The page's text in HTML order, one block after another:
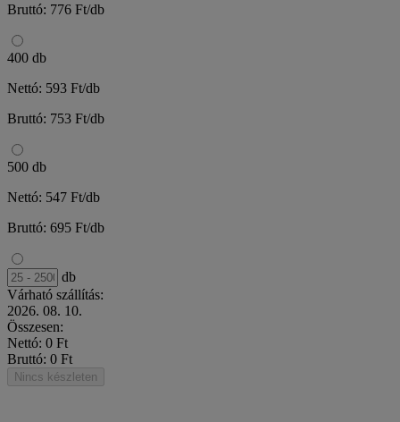
Bruttó: 776 Ft/db
400 db
Nettó: 593 Ft/db
Bruttó: 753 Ft/db
500 db
Nettó: 547 Ft/db
Bruttó: 695 Ft/db
db
Várható szállítás:
2026. 08. 10.
Összesen:
Nettó: 0 Ft
Bruttó: 0 Ft
Nincs készleten